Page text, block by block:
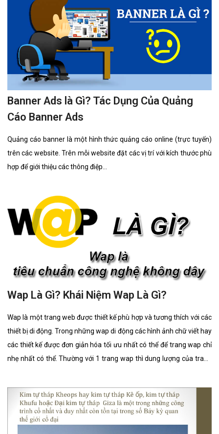
dụng các ngôn ngữ của các nước khác thì giúp bạn có thể nói
Banner Ads là Gì? Tác Dụng Của Quảng
Cáo Banner Ads
Quảng cáo banner là một hình thức quảng cáo online (trực tuyến)
trên các website. Trên mỗi website đặt các vị trí với kích thước phù
hợp để giới thiệu các thông điệp...
Wap Là Gì? Khái Niệm Wap Là Gì?
Wap là một trang web được thiết kế phù hợp và tương thích với các
thiết bị di động. Trong những wap di động các hình ảnh chữ viết hay
các thiết kế được đơn giản hóa tối ưu nhất có thể để trang wap chỉ
nhẹ nhất có thể. Thường với 1 trang wap thì dung lượng của trang
Wap để tải hình nền và nhạc chuông hay các ứng dụng cho dế yêu
hoặc máy tính của mình đồng thời thông qua Wap bạn cũng có thể
nhận maik và xem các tin tức về lĩnh vực